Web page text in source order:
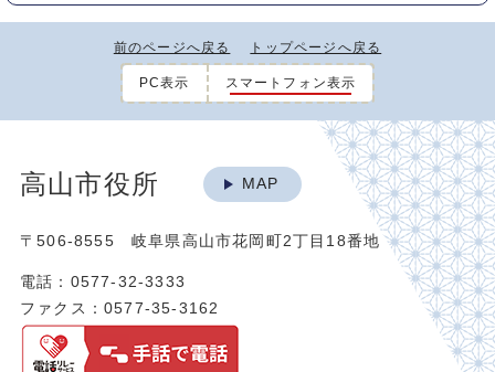
前のページへ戻る トップページへ戻る
PC表示 スマートフォン表示
高山市役所 MAP
〒506-8555 岐阜県高山市花岡町2丁目18番地
電話：0577-32-3333
ファクス：0577-35-3162